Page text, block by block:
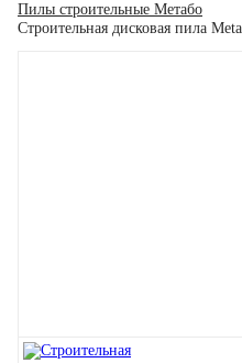
Пилы строительные Метабо
Строительная дисковая пила